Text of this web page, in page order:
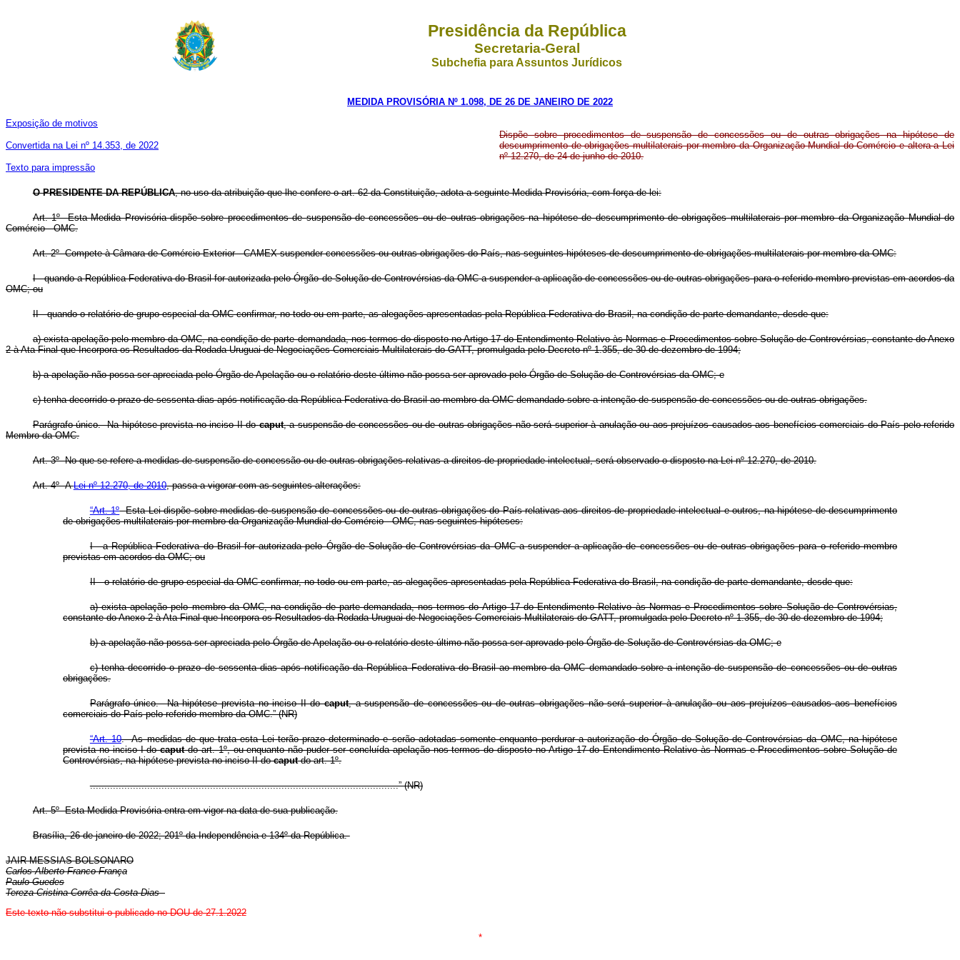
Presidência da República
Secretaria-Geral
Subchefia para Assuntos Jurídicos
MEDIDA PROVISÓRIA Nº 1.098, DE 26 DE JANEIRO DE 2022
Exposição de motivos
Convertida na Lei nº 14.353, de 2022
Texto para impressão
Dispõe sobre procedimentos de suspensão de concessões ou de outras obrigações na hipótese de
descumprimento de obrigações multilaterais por membro da Organização Mundial do Comércio e altera a Lei
nº 12.270, de 24 de junho de 2010.
O PRESIDENTE DA REPÚBLICA, no uso da atribuição que lhe confere o art. 62 da Constituição, adota a seguinte Medida Provisória, com força de lei:
Art. 1º Esta Medida Provisória dispõe sobre procedimentos de suspensão de concessões ou de outras obrigações na hipótese de descumprimento de obrigações multilaterais por membro da Organização Mundial do
Comércio - OMC.
Art. 2º Compete à Câmara de Comércio Exterior - CAMEX suspender concessões ou outras obrigações do País, nas seguintes hipóteses de descumprimento de obrigações multilaterais por membro da OMC:
I - quando a República Federativa do Brasil for autorizada pelo Órgão de Solução de Controvérsias da OMC a suspender a aplicação de concessões ou de outras obrigações para o referido membro previstas em acordos da
OMC; ou
II - quando o relatório de grupo especial da OMC confirmar, no todo ou em parte, as alegações apresentadas pela República Federativa do Brasil, na condição de parte demandante, desde que:
a) exista apelação pelo membro da OMC, na condição de parte demandada, nos termos do disposto no Artigo 17 do Entendimento Relativo às Normas e Procedimentos sobre Solução de Controvérsias, constante do Anexo
2 à Ata Final que Incorpora os Resultados da Rodada Uruguai de Negociações Comerciais Multilaterais do GATT, promulgada pelo Decreto nº 1.355, de 30 de dezembro de 1994;
b) a apelação não possa ser apreciada pelo Órgão de Apelação ou o relatório deste último não possa ser aprovado pelo Órgão de Solução de Controvérsias da OMC; e
c) tenha decorrido o prazo de sessenta dias após notificação da República Federativa do Brasil ao membro da OMC demandado sobre a intenção de suspensão de concessões ou de outras obrigações.
Parágrafo único. Na hipótese prevista no inciso II docaput, a suspensão de concessões ou de outras obrigações não será superior à anulação ou aos prejuízos causados aos benefícios comerciais do País pelo referido
Membro da OMC.
Art. 3º No que se refere a medidas de suspensão de concessão ou de outras obrigações relativas a direitos de propriedade intelectual, será observado o disposto na Lei nº 12.270, de 2010.
Art. 4º ALei nº 12.270, de 2010, passa a vigorar com as seguintes alterações:
“Art. 1ºEsta Lei dispõe sobre medidas de suspensão de concessões ou de outras obrigações do País relativas aos direitos de propriedade intelectual e outros, na hipótese de descumprimento
de obrigações multilaterais por membro da Organização Mundial do Comércio - OMC, nas seguintes hipóteses:
I - a República Federativa do Brasil for autorizada pelo Órgão de Solução de Controvérsias da OMC a suspender a aplicação de concessões ou de outras obrigações para o referido membro
previstas em acordos da OMC; ou
II - o relatório de grupo especial da OMC confirmar, no todo ou em parte, as alegações apresentadas pela República Federativa do Brasil, na condição de parte demandante, desde que:
a) exista apelação pelo membro da OMC, na condição de parte demandada, nos termos do Artigo 17 do Entendimento Relativo às Normas e Procedimentos sobre Solução de Controvérsias,
constante do Anexo 2 à Ata Final que Incorpora os Resultados da Rodada Uruguai de Negociações Comerciais Multilaterais do GATT, promulgada pelo Decreto nº 1.355, de 30 de dezembro de 1994;
b) a apelação não possa ser apreciada pelo Órgão de Apelação ou o relatório deste último não possa ser aprovado pelo Órgão de Solução de Controvérsias da OMC; e
c) tenha decorrido o prazo de sessenta dias após notificação da República Federativa do Brasil ao membro da OMC demandado sobre a intenção de suspensão de concessões ou de outras
obrigações.
Parágrafo único. Na hipótese prevista no inciso II docaput, a suspensão de concessões ou de outras obrigações não será superior à anulação ou aos prejuízos causados aos benefícios
comerciais do País pelo referido membro da OMC.” (NR)
“Art. 10. As medidas de que trata esta Lei terão prazo determinado e serão adotadas somente enquanto perdurar a autorização do Órgão de Solução de Controvérsias da OMC, na hipótese
prevista no inciso I docaputdo art. 1º, ou enquanto não puder ser concluída apelação nos termos do disposto no Artigo 17 do Entendimento Relativo às Normas e Procedimentos sobre Solução de
Controvérsias, na hipótese prevista no inciso II docaputdo art. 1º.
............................................................................................................” (NR)
Art. 5º Esta Medida Provisória entra em vigor na data de sua publicação.
Brasília, 26 de janeiro de 2022; 201º da Independência e 134º da República.
JAIR MESSIAS BOLSONARO
Carlos Alberto Franco França
Paulo Guedes
Tereza Cristina Corrêa da Costa Dias
Este texto não substitui o publicado no DOU de 27.1.2022
*